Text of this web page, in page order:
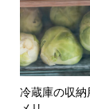
冷蔵庫の収